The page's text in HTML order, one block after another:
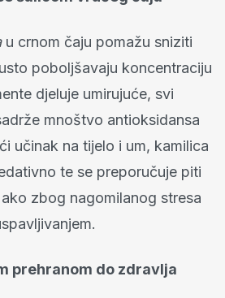
u crnom čaju pomažu sniziti
poboljšavaju koncentraciju
djeluje umirujuće, svi
mnoštvo antioksidansa
učinak na tijelo i um, kamilica
te se preporučuje piti
zbog nagomilanog stresa
prehranom do zdravlja